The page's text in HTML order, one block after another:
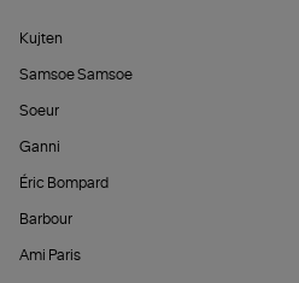
Kujten
Samsoe Samsoe
Soeur
Ganni
Éric Bompard
Barbour
Ami Paris